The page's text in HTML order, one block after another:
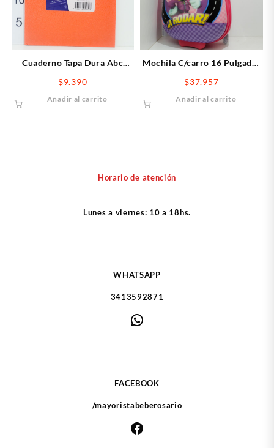
Cuaderno Tapa Dura Abc
Naranja
$9.390
Añadir al carrito
Mochila C/carro 16 Pulgadas
$37.957
Añadir al carrito
Horario de atención
Lunes a viernes: 10 a 18hs.
WHATSAPP
3413592871
WhatsApp
FACEBOOK
/mayoristabeberosario
Facebook